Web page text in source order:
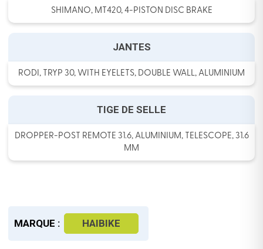
SHIMANO, MT420, 4-PISTON DISC BRAKE
JANTES
RODI, TRYP 30, WITH EYELETS, DOUBLE WALL, ALUMINIUM
TIGE DE SELLE
DROPPER-POST REMOTE 31.6, ALUMINIUM, TELESCOPE, 31.6
MM
MARQUE : HAIBIKE